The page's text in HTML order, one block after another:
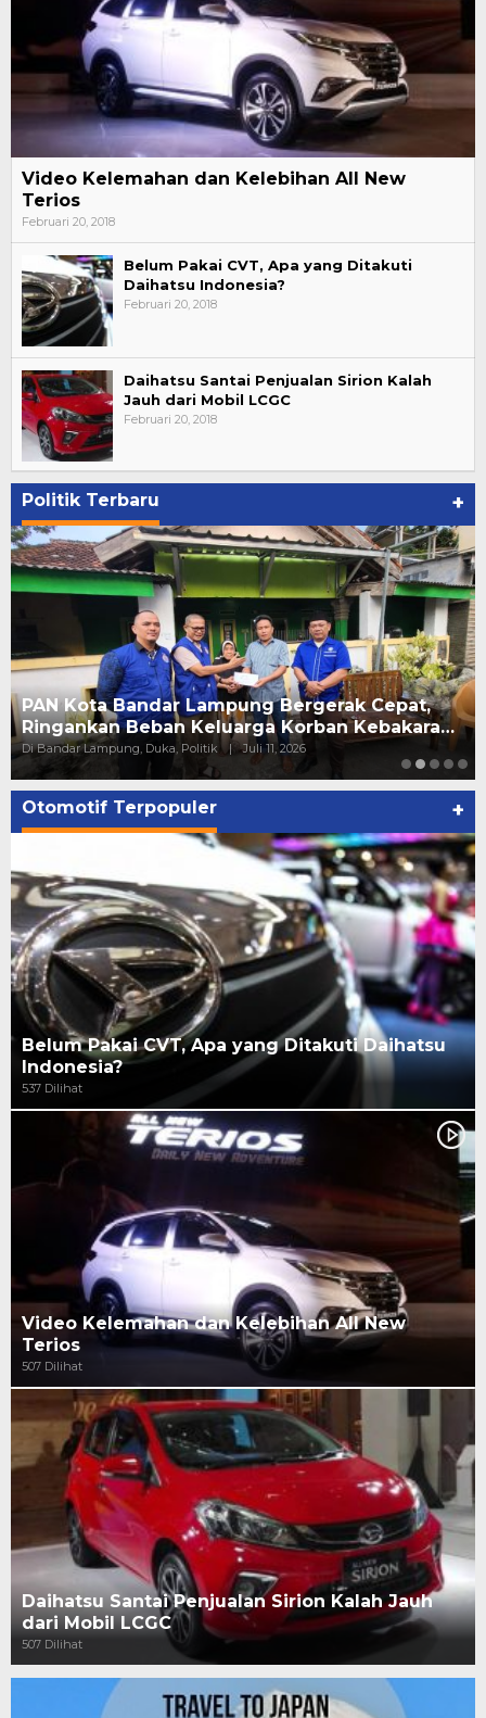
Video Kelemahan dan Kelebihan All New
Terios
Februari 20, 2018
Belum Pakai CVT, Apa yang Ditakuti
Daihatsu Indonesia?
Februari 20, 2018
Daihatsu Santai Penjualan Sirion Kalah
Jauh dari Mobil LCGC
Februari 20, 2018
Politik Terbaru +
PAN Kota Bandar Lampung Bergerak Cepat,
Ringankan Beban Keluarga Korban Kebakara…
Di Bandar Lampung, Duka, Politik | Juli 11, 2026
Otomotif Terpopuler +
Belum Pakai CVT, Apa yang Ditakuti Daihatsu
Indonesia?
537 Dilihat
Video Kelemahan dan Kelebihan All New
Terios
507 Dilihat
Daihatsu Santai Penjualan Sirion Kalah Jauh
dari Mobil LCGC
507 Dilihat